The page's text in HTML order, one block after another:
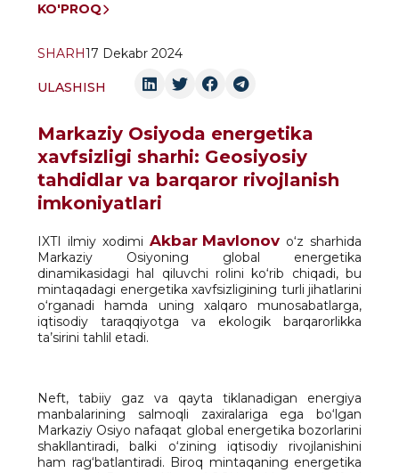
KO'PROQ
SHARH17 Dekabr 2024
ULASHISH
Markaziy Osiyoda energetika
xavfsizligi sharhi: Geosiyosiy
tahdidlar va barqaror rivojlanish
imkoniyatlari
IXTI ilmiy xodimi Akbar Mavlonov o‘z sharhida
Markaziy Osiyoning global energetika
dinamikasidagi hal qiluvchi rolini ko‘rib chiqadi, bu
mintaqadagi energetika xavfsizligining turli jihatlarini
o‘rganadi hamda uning xalqaro munosabatlarga,
iqtisodiy taraqqiyotga va ekologik barqarorlikka
ta’sirini tahlil etadi.
Neft, tabiiy gaz va qayta tiklanadigan energiya
manbalarining salmoqli zaxiralariga ega bo‘lgan
Markaziy Osiyo nafaqat global energetika bozorlarini
shakllantiradi, balki o‘zining iqtisodiy rivojlanishini
ham rag‘batlantiradi. Biroq mintaqaning energetika